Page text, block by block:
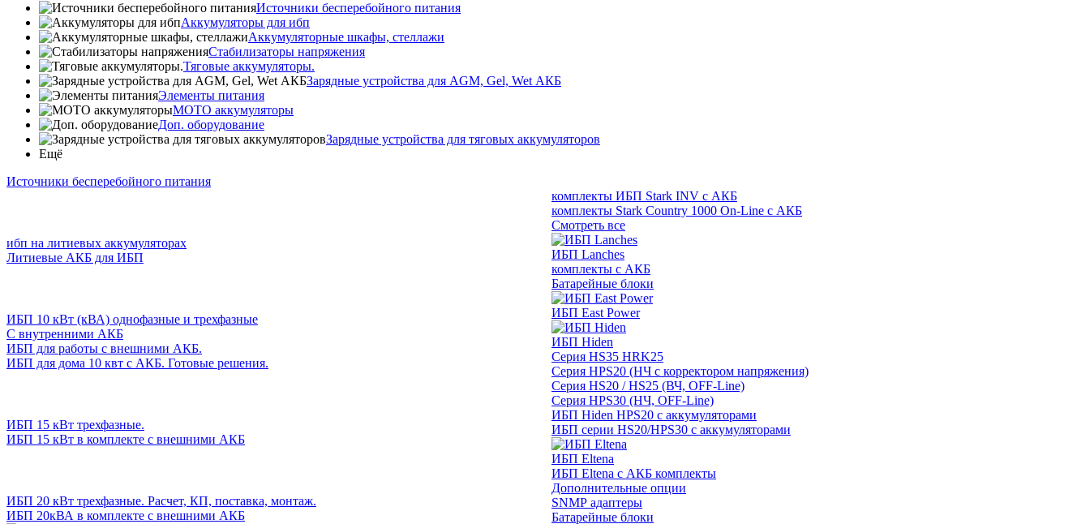
Источники бесперебойного питания
Аккумуляторы для ибп
Аккумуляторные шкафы, стеллажи
Стабилизаторы напряжения
Тяговые аккумуляторы.
Зарядные устройства для AGM, Gel, Wet АКБ
Элементы питания
МОТО аккумуляторы
Доп. оборудование
Зарядные устройства для тяговых аккумуляторов
Ещё
Источники бесперебойного питания
ибп на литиевых аккумуляторах
Литиевые АКБ для ИБП
ИБП 10 кВт (кВА) однофазные и трехфазные
С внутренними АКБ
ИБП для работы с внешними АКБ.
ИБП для дома 10 квт с АКБ. Готовые решения.
ИБП 15 кВт трехфазные.
ИБП 15 кВт в комплекте с внешними АКБ
ИБП 20 кВт трехфазные. Расчет, КП, поставка, монтаж.
ИБП 20кВА в комплекте с внешними АКБ
комплекты ИБП Stark INV с АКБ
комплекты Stark Country 1000 On-Line с АКБ
Смотреть все
ИБП Lanches
комплекты с АКБ
Батарейные блоки
ИБП East Power
ИБП Hiden
Серия HS35 HRK25
Серия HPS20 (НЧ с корректором напряжения)
Серия HS20 / HS25 (ВЧ, OFF-Line)
Серия HPS30 (НЧ, OFF-Line)
ИБП Hiden HPS20 с аккумуляторами
ИБП серии HS20/HPS30 с аккумуляторами
ИБП Eltena
ИБП Eltena с АКБ комплекты
Дополнительные опции
SNMP адаптеры
Батарейные блоки